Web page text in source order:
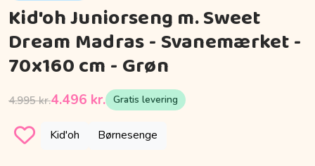
Kid'oh Juniorseng m. Sweet
Dream Madras - Svanemærket -
70x160 cm - Grøn
4.995 kr.4.496 kr. Gratis levering
Kid'oh Børnesenge